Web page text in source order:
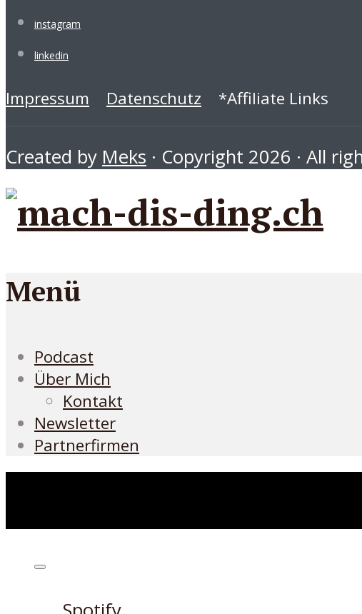
instagram
linkedin
Impressum Datenschutz *Affiliate Links
Created by Meks · Copyright 2026 · All
Menü
Podcast
Über Mich
Kontakt
Newsletter
Partnerfirmen